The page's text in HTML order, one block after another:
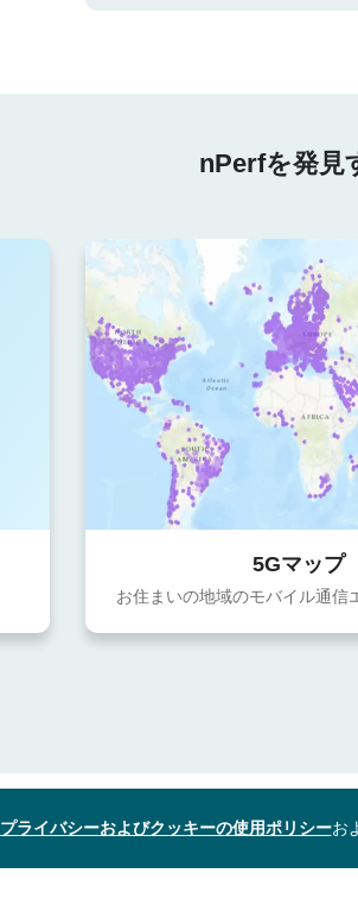
nPerfを発見
5Gマップ
お住まいの地域のモバイル通信
プライバシーおよびクッキーの使用ポリシーお